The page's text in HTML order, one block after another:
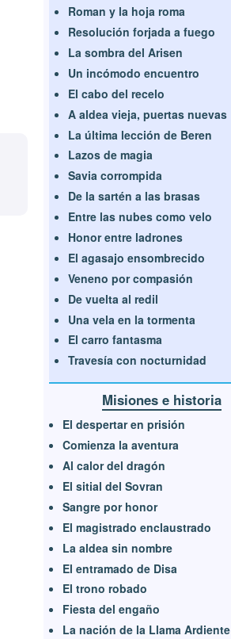
Roman y la hoja roma
Resolución forjada a fuego
La sombra del Arisen
Un incómodo encuentro
El cabo del recelo
A aldea vieja, puertas nuevas
La última lección de Beren
Lazos de magia
Savia corrompida
De la sartén a las brasas
Entre las nubes como velo
Honor entre ladrones
El agasajo ensombrecido
Veneno por compasión
De vuelta al redil
Una vela en la tormenta
El carro fantasma
Travesía con nocturnidad
Misiones e historia
El despertar en prisión
Comienza la aventura
Al calor del dragón
El sitial del Sovran
Sangre por honor
El magistrado enclaustrado
La aldea sin nombre
El entramado de Disa
El trono robado
Fiesta del engaño
La nación de la Llama Ardiente